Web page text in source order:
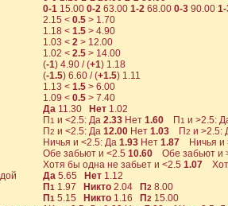
0-1 15.00 0-2 63.00 1-2 68.00 0-3 90.00
2.15 < 0.5 > 1.70
1.18 < 1.5 > 4.90
1.03 < 2 > 12.00
1.02 < 2.5 > 14.00
(-1) 4.90 / (+1) 1.18
(-1.5) 6.60 / (+1.5) 1.11
1.13 < 1.5 > 6.00
1.09 < 0.5 > 7.40
Да 11.30 Нет 1.02
П 1 и <2.5: Да 2.33 Нет 1.60 П 1 и >2.5:
П2 и <2.5: Да 12.00 Нет 1.03 П2 и >2.5:
Ничья и <2.5: Да 1.93 Нет 1.87 Ничья и
Обе забьют и <2.5 10.60 Обе забьют и
Хотя бы одна не забьет и <2.5 1.07
Да 5.65 Нет 1.12
П1 1.97 Никто 2.04 П2 8.00
П1 5.15 Никто 1.16 П2 15.00